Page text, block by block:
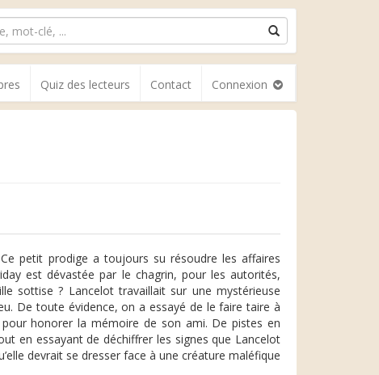
Quiz des lecteurs Contact Connexion
petit prodige a toujours su résoudre les affaires
est dévastée par le chagrin, pour les autorités,
sottise ? Lancelot travaillait sur une mystérieuse
De toute évidence, on a essayé de le faire taire à
honorer la mémoire de son ami. De pistes en
en essayant de déchiffrer les signes que Lancelot
devrait se dresser face à une créature maléfique